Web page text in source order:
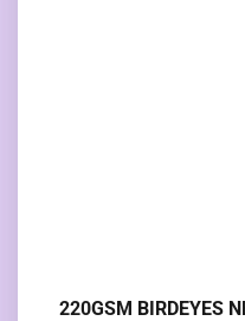
220GSM BIRDEYES